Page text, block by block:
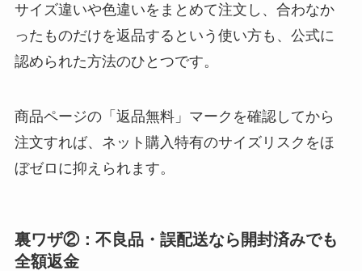
サイズ違いや色違いをまとめて注文し、合わなか
ったものだけを返品するという使い方も、公式に
認められた方法のひとつです。
商品ページの「返品無料」マークを確認してから
注文すれば、ネット購入特有のサイズリスクをほ
ぼゼロに抑えられます。
裏ワザ②：不良品・誤配送なら開封済みでも
全額返金